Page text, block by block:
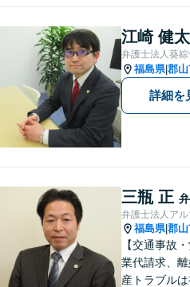
江崎 健太
弁護士法人葵
福島県|郡
詳細を
三瓶 正
弁護士法人ア
福島県|郡
【交通事故
業代請求、
産トラブルは